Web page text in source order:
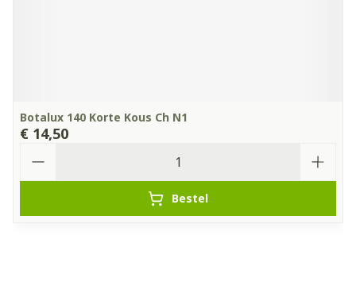
Botalux 140 Korte Kous Ch N1
€ 14,50
Bestel